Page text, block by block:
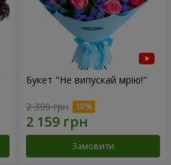
Букет "Не випускай мрію!"
2 399 грн
Замовити